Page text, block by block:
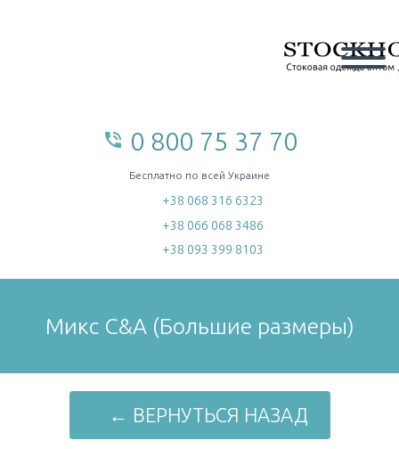
phone_in_talk 0 800 75 37 70
Бесплатно по всей Украине
+38 068 316 6323
+38 066 068 3486
+38 093 399 8103
Микс C&A (Большие размеры)
← ВЕРНУТЬСЯ НАЗАД